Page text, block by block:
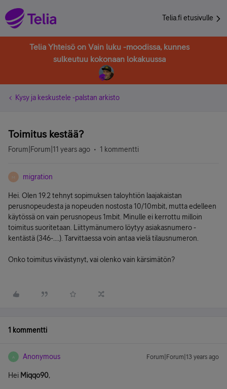
Telia.fi etusivulle
Telia Yhteisö on Vain luku -moodissa, kunnes
sulkeutuu kokonaan lokakuussa
Kysy ja keskustele -palstan arkisto
Toimitus kestää?
Forum|Forum|11 years ago 1 kommentti
M migration
Hei. Olen 19.2 tehnyt sopimuksen taloyhtiön laajakaistan
perusnopeudesta ja nopeuden nostosta 10/10mbit, mutta edelleen
käytössä on vain perusnopeus 1mbit. Minulle ei kerrottu milloin
toimitus suoritetaan. Liittymänumero löytyy asiakasnumero -
kentästä (346-....). Tarvittaessa voin antaa vielä tilausnumeron.
Onko toimitus viivästynyt, vai olenko vain kärsimätön?
1 kommentti
A Anonymous Forum|Forum|13 years ago
Hei Miqqo90,